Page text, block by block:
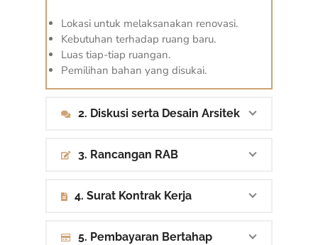
Lokasi untuk melaksanakan renovasi.
Kebutuhan terhadap ruang baru.
Luas tiap-tiap ruangan.
Pemilihan bahan yang disukai.
2. Diskusi serta Desain Arsitek
3. Rancangan RAB
4. Surat Kontrak Kerja
5. Pembayaran Bertahap